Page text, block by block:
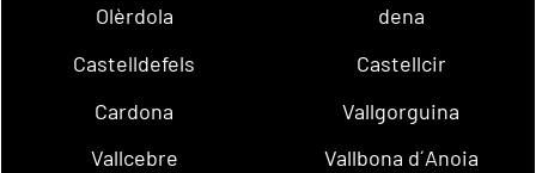
Olèrdola
dena
Castelldefels
Castellcir
Cardona
Vallgorguina
Vallcebre
Vallbona d´Anoia